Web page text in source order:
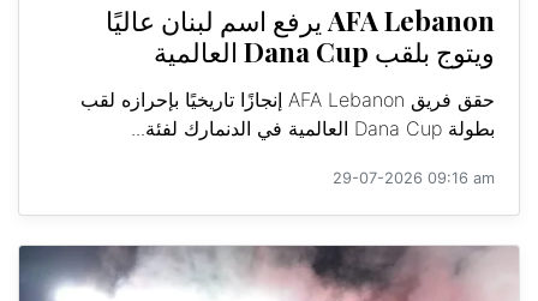
AFA Lebanon يرفع اسم لبنان عاليًا
ويتوج بلقب Dana Cup العالمية
حقق فريق AFA Lebanon إنجازًا تاريخيًا بإحرازه لقب
بطولة Dana Cup العالمية في الدنمارك لفئة...
29-07-2026 09:16 am